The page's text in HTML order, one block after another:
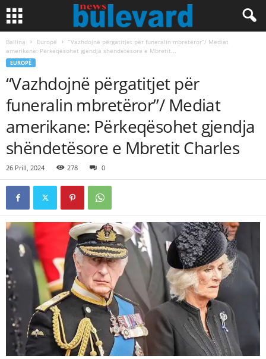
Ballina Europë
“Vazhdojnë përgatitjet për funeralin mbretëror”/ Mediat
amerikane: Përkeqësohet gjendja shëndetësore e Mbretit...
EUROPË
“Vazhdojnë përgatitjet për
funeralin mbretëror”/ Mediat
amerikane: Përkeqësohet gjendja
shëndetësore e Mbretit Charles
26 Prill, 2024 278 0